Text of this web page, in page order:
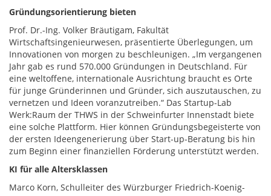
Gründungsorientierung bieten
Prof. Dr.-Ing. Volker Bräutigam, Fakultät
Wirtschaftsingenieurwesen, präsentierte Überlegungen, um
Innovationen von morgen zu beschleunigen. „Im vergangenen
Jahr gab es rund 570.000 Gründungen in Deutschland. Für
eine weltoffene, internationale Ausrichtung braucht es Orte
für junge Gründerinnen und Gründer, sich auszutauschen, zu
vernetzen und Ideen voranzutreiben.“ Das Startup-Lab
Werk:Raum der THWS in der Schweinfurter Innenstadt biete
eine solche Plattform. Hier können Gründungsbegeisterte von
der ersten Ideengenerierung über Start-up-Beratung bis hin
zum Beginn einer finanziellen Förderung unterstützt werden.
KI für alle Altersklassen
Marco Korn, Schulleiter des Würzburger Friedrich-Koenig-